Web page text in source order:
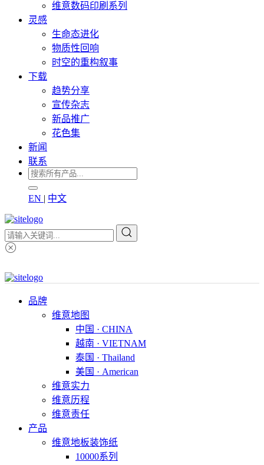
维意数码印刷系列
灵感
生命态进化
物质性回响
时空的重构叙事
下载
趋势分享
宣传杂志
新品推广
花色集
新闻
联系
EN | 中文
品牌
维意地图
中国 · CHINA
越南 · VIETNAM
泰国 · Thailand
美国 · American
维意实力
维意历程
维意责任
产品
维意地板装饰纸
10000系列